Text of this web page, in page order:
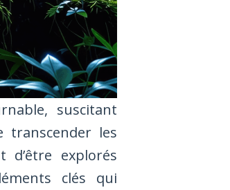
suscitant
transcender les
explorés
clés qui